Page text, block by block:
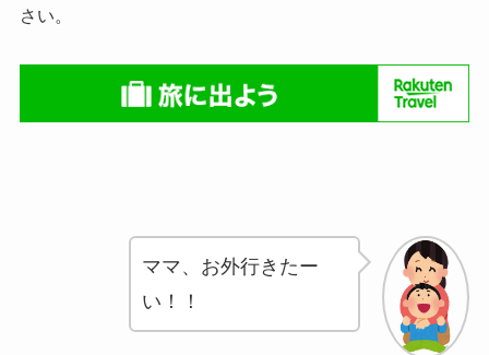
さい。
ママ、お外行きたー
い！！